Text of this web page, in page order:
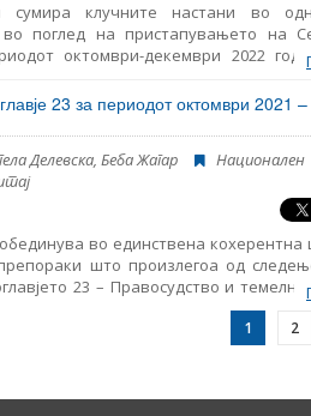
сумира клучните настани во
поглед на пристапувањето на
октомври-декември 2022
начела за пристапување
настани во
реформата на јавната
права.
23 за периодот октомври 2021 –
Делевска, Беба Жагар
Национален
во единствена кохерентна
што произлегоа од
23 – Правосудство и
што го објaвува Институтот за
ги предвид коментарите и1 2